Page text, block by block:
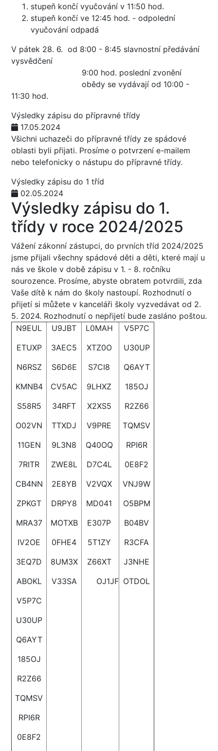
stupeň končí vyučování v 11:50 hod.
stupeň končí ve 12:45 hod. - odpolední
vyučování odpadá
V pátek 28. 6. od 8:00 - 8:45 slavnostní předávání
vysvědčení
9:00 hod. poslední zvonění
obědy se vydávají od 10:00 -
11:30 hod.
Výsledky zápisu do přípravné třídy
17.05.2024
Všichni uchazeči do přípravné třídy ze spádové
oblasti byli přijati. Prosíme o potvrzení e-mailem
nebo telefonicky o nástupu do přípravné třídy.
Výsledky zápisu do 1 tříd
02.05.2024
Výsledky zápisu do 1.
třídy v roce 2024/2025
Vážení zákonní zástupci, do prvních tříd 2024/2025
jsme přijali všechny spádové děti a děti, které mají u
nás ve škole v době zápisu v 1. - 8. ročníku
sourozence. Prosíme, abyste obratem potvrdili, zda
Vaše dítě k nám do školy nastoupí. Rozhodnutí o
přijetí si můžete v kanceláři školy vyzvedávat od 2.
5. 2024. Rozhodnutí o nepřijetí bude zasláno poštou.
N9EUL
ETUXP
N6RSZ
KMNB4
S58R5
O02VN
11GEN
7RITR
CB4NN
ZPKGT
MRA37
IV2OE
3EQ7D
ABOKL
V5P7C
U30UP
Q6AYT
185OJ
R2Z66
TQMSV
RPI6R
0E8F2
U9JBT
3AEC5
S6D6E
CV5AC
34RFT
TTXDJ
9L3N8
ZWE8L
2E8YB
DRPY8
MOTXB
0FHE4
8UM3X
V33SA
L0MAH
XTZ0O
S7CI8
9LHXZ
X2XS5
V9PRE
Q40OQ
D7C4L
V2VQX
MD041
E307P
5T1ZY
Z66XT
OJ1JF
V5P7C
U30UP
Q6AYT
185OJ
R2Z66
TQMSV
RPI6R
0E8F2
VNJ9W
O5BPM
B04BV
R3CFA
J3NHE
OTDOL